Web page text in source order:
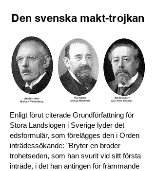
Den svenska makt-trojkan
Enligt förut citerade Grundförfattning för
Stora Landslogen i Sverige lyder det
edsformulär, som förelägges den i Orden
inträdessökande: "Bryter en broder
trohetseden, som han svurit vid sitt första
inträde, i det han antingen för främmande